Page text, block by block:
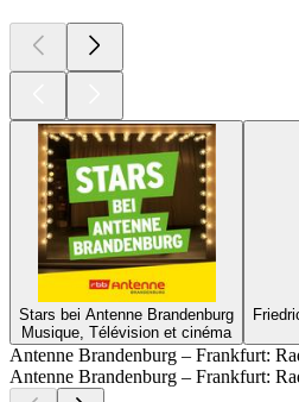
Stars bei Antenne Brandenburg
Musique, Télévision et cinéma
Antenne Brandenburg – Frankfurt:
Antenne Brandenburg – Frankfurt: